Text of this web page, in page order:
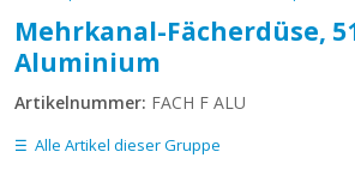
Mehrkanal-Fächerdüse,
Aluminium
Artikelnummer: FACH F ALU
Alle Artikel dieser Gruppe